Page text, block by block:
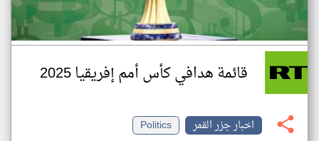
قائمة هدافي كأس أمم إفريقيا 2025
اخبار جزر القمر
Politics